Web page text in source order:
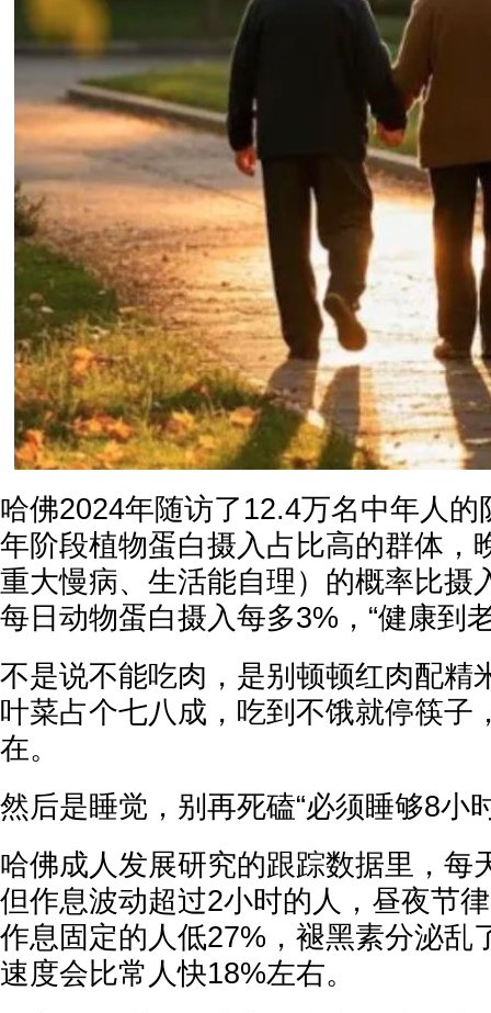
哈佛2024年随访了12.4万名中年人的
年阶段植物蛋白摄入占比高的群体，
重大慢病、生活能自理）的概率比摄
每日动物蛋白摄入每多3%，“健康到
不是说不能吃肉，是别顿顿红肉配精
叶菜占个七八成，吃到不饿就停筷子
在。
然后是睡觉，别再死磕“必须睡够8小
哈佛成人发展研究的跟踪数据里，每
但作息波动超过2小时的人，昼夜节
作息固定的人低27%，褪黑素分泌乱
速度会比常人快18%左右。